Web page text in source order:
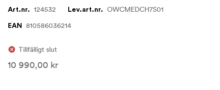
Art.nr. 124532 Lev.art.nr. OWCMEDCH7S01
EAN 810586036214
Tillfälligt slut
10 990,00 kr